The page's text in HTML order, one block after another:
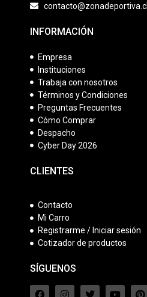
contacto@zonadeportiva.cl
INFORMACIÓN
Empresa
Instituciones
Trabaja con nosotros
Términos y Condiciones
Preguntas Frecuentes
Cómo Comprar
Despacho
Cyber Day 2026
CLIENTES
Contacto
Mi Carro
Registrarme / Iniciar sesión
Cotizador de productos
SÍGUENOS